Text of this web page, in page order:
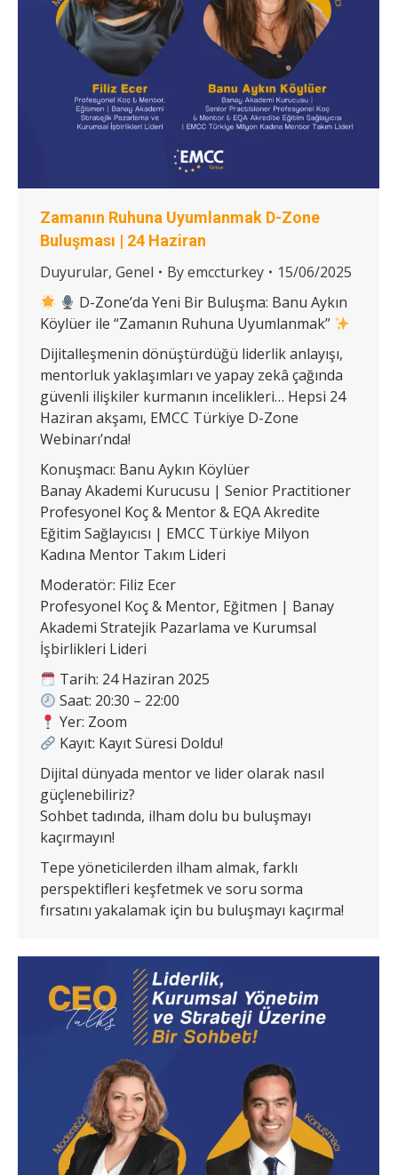
Zamanın Ruhuna Uyumlanmak D-Zone
Buluşması | 24 Haziran
Duyurular, Genel Byemccturkey
15/06/2025
D-Zone’da Yeni Bir Buluşma: Banu Aykın
Köylüer ile “Zamanın Ruhuna Uyumlanmak”
Dijitalleşmenin dönüştürdüğü liderlik anlayışı,
mentorluk yaklaşımları ve yapay zekâ çağında
güvenli ilişkiler kurmanın incelikleri… Hepsi 24
Haziran akşamı, EMCC Türkiye D-Zone
Webinarı’nda!
Konuşmacı: Banu Aykın Köylüer
Banay Akademi Kurucusu | Senior Practitioner
Profesyonel Koç & Mentor & EQA Akredite
Eğitim Sağlayıcısı | EMCC Türkiye Milyon
Kadına Mentor Takım Lideri
Moderatör: Filiz Ecer
Profesyonel Koç & Mentor, Eğitmen | Banay
Akademi Stratejik Pazarlama ve Kurumsal
İşbirlikleri Lideri
Tarih: 24 Haziran 2025
Saat: 20:30 – 22:00
Yer: Zoom
Kayıt: Kayıt Süresi Doldu!
Dijital dünyada mentor ve lider olarak nasıl
güçlenebiliriz?
Sohbet tadında, ilham dolu bu buluşmayı
kaçırmayın!
Tepe yöneticilerden ilham almak, farklı
perspektifleri keşfetmek ve soru sorma
fırsatını yakalamak için bu buluşmayı kaçırma!